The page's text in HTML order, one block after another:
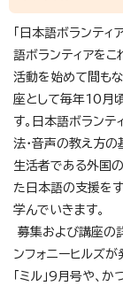
「日本語ボランティ
語ボランティアをこ
活動を始めて間も
座として毎年10月
す。日本語ボランテ
法・音声の教え方の
生活者である外国
た日本語の支援を
学んでいきます。
募集および講座の
ンフォニーヒルズ
「ミル」9月号や、